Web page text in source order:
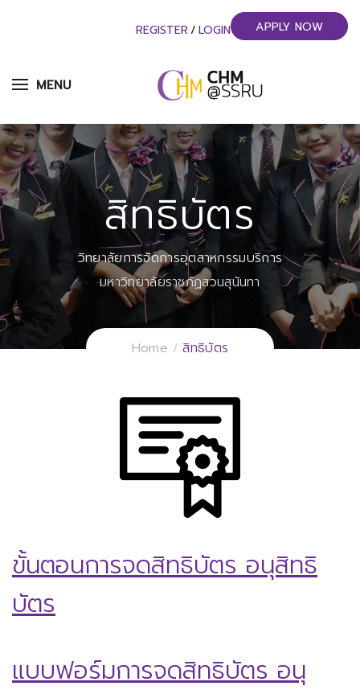
MENU
REGISTER / LOGIN APPLY NOW
สิทธิบัตร
วิทยาลัยการจัดการอุตสาหกรรมบริการ
มหาวิทยาลัยราชภัฏสวนสุนันทา
Home สิทธิบัตร
ขั้นตอนการจดสิทธิบัตร อนุสิทธิ
บัตร
แบบฟอร์มการจดสิทธิบัตรอนุ